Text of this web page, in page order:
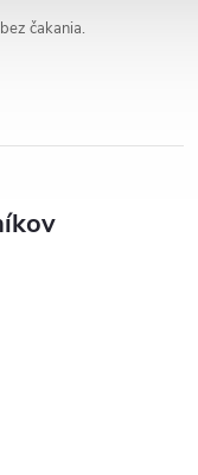
čakania.